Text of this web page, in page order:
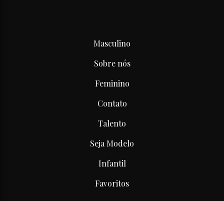
Masculino
Sobre nós
Feminino
Contato
Talento
Seja Modelo
Infantil
Favoritos